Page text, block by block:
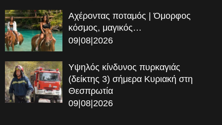
Αχέροντας ποταμός | Όμορφος
κόσμος, μαγικός…
09|08|2026
Υψηλός κίνδυνος πυρκαγιάς
(δείκτης 3) σήμερα Κυριακή στη
Θεσπρωτία
09|08|2026